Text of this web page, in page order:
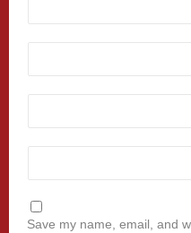
Save my name, email, and